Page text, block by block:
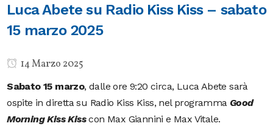
Luca Abete su Radio Kiss Kiss – sabato
15 marzo 2025
14 Marzo 2025
Sabato 15 marzo, dalle ore 9:20 circa, Luca Abete sarà
ospite in diretta su Radio Kiss Kiss, nel programma Good
Morning Kiss Kisscon Max Giannini e Max Vitale.